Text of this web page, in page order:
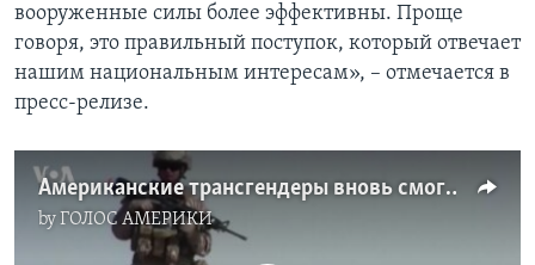
вооруженные силы более эффективны. Проще
говоря, это правильный поступок, который отвечает
нашим национальным интересам», – отмечается в
пресс-релизе.
Американские трансгендеры вновь смогут открыто служить в армии
byГОЛОС АМЕРИКИ